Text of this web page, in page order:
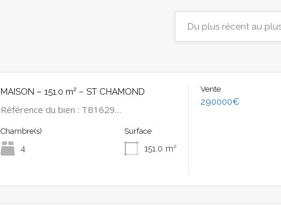
MAISON – 151.0 m² – ST CHAMOND
Référence du bien : TB1629…
Chambre(s)
4
Surface
151.0 m²
Vente
290000€